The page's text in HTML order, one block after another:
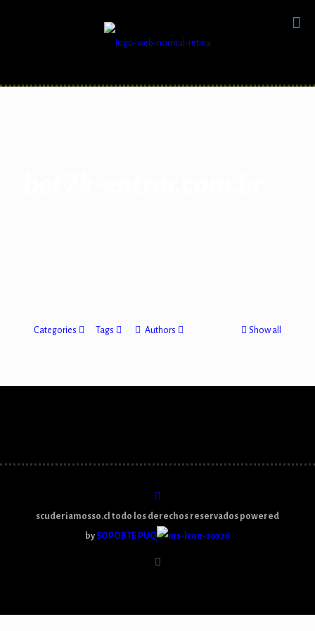
Categories Tags Authors Show all
scuderiamosso.cl todo los derechos reservados powered
bySOPORTE PUQ